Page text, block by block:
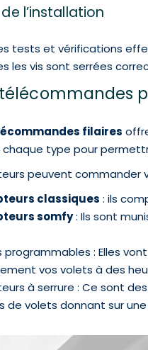
l’installation
tests et vérifications
les vis sont serrées
filaires
type pour
peuvent commander
classiques : ils
somfy: Ils sont
programmables : Elles
vos volets à des
à serrure : Ce sont
de volets donnant sur une